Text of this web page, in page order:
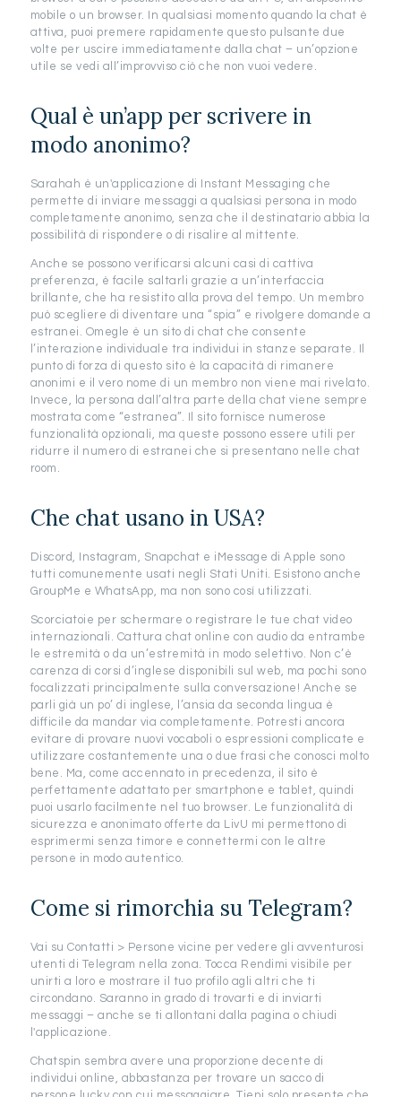
mobile o un browser. In qualsiasi momento quando la chat è
attiva, puoi premere rapidamente questo pulsante due
volte per uscire immediatamente dalla chat – un’opzione
utile se vedi all’improvviso ciò che non vuoi vedere.
Qual è un’app per scrivere in
modo anonimo?
Sarahah è un'applicazione di Instant Messaging che
permette di inviare messaggi a qualsiasi persona in modo
completamente anonimo, senza che il destinatario abbia la
possibilità di rispondere o di risalire al mittente.
Anche se possono verificarsi alcuni casi di cattiva
preferenza, è facile saltarli grazie a un’interfaccia
brillante, che ha resistito alla prova del tempo. Un membro
può scegliere di diventare una “spia” e rivolgere domande a
estranei. Omegle è un sito di chat che consente
l’interazione individuale tra individui in stanze separate. Il
punto di forza di questo sito è la capacità di rimanere
anonimi e il vero nome di un membro non viene mai rivelato.
Invece, la persona dall’altra parte della chat viene sempre
mostrata come “estranea”. Il sito fornisce numerose
funzionalità opzionali, ma queste possono essere utili per
ridurre il numero di estranei che si presentano nelle chat
room.
Che chat usano in USA?
Discord, Instagram, Snapchat e iMessage di Apple sono
tutti comunemente usati negli Stati Uniti. Esistono anche
GroupMe e WhatsApp, ma non sono così utilizzati.
Scorciatoie per schermare o registrare le tue chat video
internazionali. Cattura chat online con audio da entrambe
le estremità o da un’estremità in modo selettivo. Non c’è
carenza di corsi d’inglese disponibili sul web, ma pochi sono
focalizzati principalmente sulla conversazione! Anche se
parli già un po’ di inglese, l’ansia da seconda lingua è
difficile da mandar via completamente. Potresti ancora
evitare di provare nuovi vocaboli o espressioni complicate e
utilizzare costantemente una o due frasi che conosci molto
bene. Ma, come accennato in precedenza, il sito è
perfettamente adattato per smartphone e tablet, quindi
puoi usarlo facilmente nel tuo browser. Le funzionalità di
sicurezza e anonimato offerte da LivU mi permettono di
esprimermi senza timore e connettermi con le altre
persone in modo autentico.
Come si rimorchia su Telegram?
Vai su Contatti > Persone vicine per vedere gli avventurosi
utenti di Telegram nella zona. Tocca Rendimi visibile per
unirti a loro e mostrare il tuo profilo agli altri che ti
circondano. Saranno in grado di trovarti e di inviarti
messaggi – anche se ti allontani dalla pagina o chiudi
l'applicazione.
Chatspin sembra avere una proporzione decente di
individui online, abbastanza per trovare un sacco di